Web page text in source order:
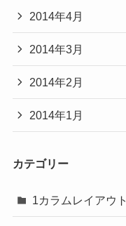
2014年4月
2014年3月
2014年2月
2014年1月
カテゴリー
1カラムレイアウト